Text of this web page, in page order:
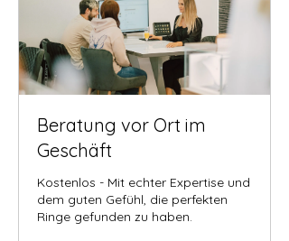
Beratung vor Ort im
Geschäft
Kostenlos - Mit echter Expertise und
dem guten Gefühl, die perfekten
Ringe gefunden zu haben.